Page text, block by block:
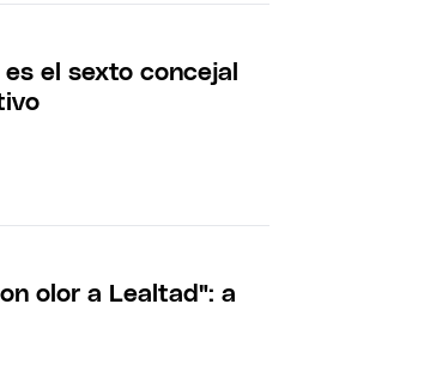
el sexto concejal
olor a Lealtad": a